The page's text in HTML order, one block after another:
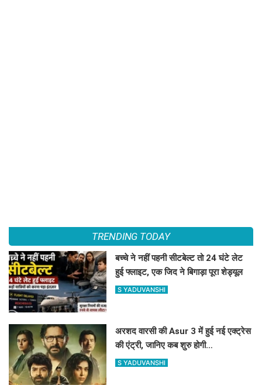
TRENDING TODAY
बच्चे ने नहीं पहनी सीटबेल्ट तो 24 घंटे लेट
हुई फ्लाइट, एक जिद ने बिगाड़ा पूरा शेड्यूल
S YADUVANSHI
अरशद वारसी की Asur 3 में हुई नई एक्ट्रेस
की एंट्री, जानिए कब शुरु होगी
साइकोलॉजिकल थ्रिलर वेब सिरीज की शूटिंग
S YADUVANSHI